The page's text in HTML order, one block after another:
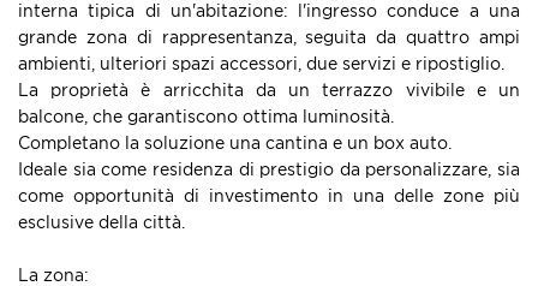
interna tipica di un'abitazione: l'ingresso conduce a una
grande zona di rappresentanza, seguita da quattro ampi
ambienti, ulteriori spazi accessori, due servizi e ripostiglio.
La proprietà è arricchita da un terrazzo vivibile e un
balcone, che garantiscono ottima luminosità.
Completano la soluzione una cantina e un box auto.
Ideale sia come residenza di prestigio da personalizzare, sia
come opportunità di investimento in una delle zone più
esclusive della città.
La zona: